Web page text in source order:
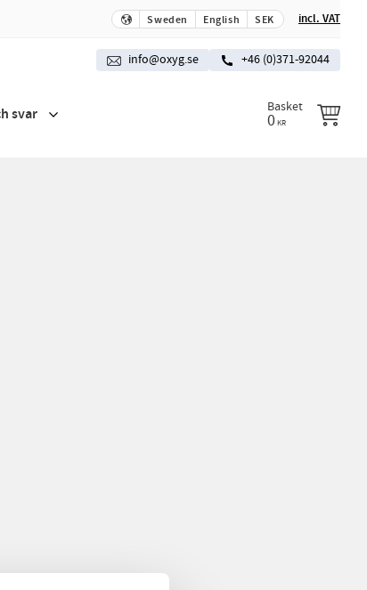
Sweden English SEK incl. VAT
svar
info@oxyg.se +46 (0)371-92044
Basket
0KR